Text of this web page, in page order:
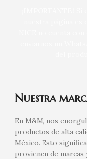
Nuestra
En M&M, nos
productos de alta
México. Esto
provienen de marcas